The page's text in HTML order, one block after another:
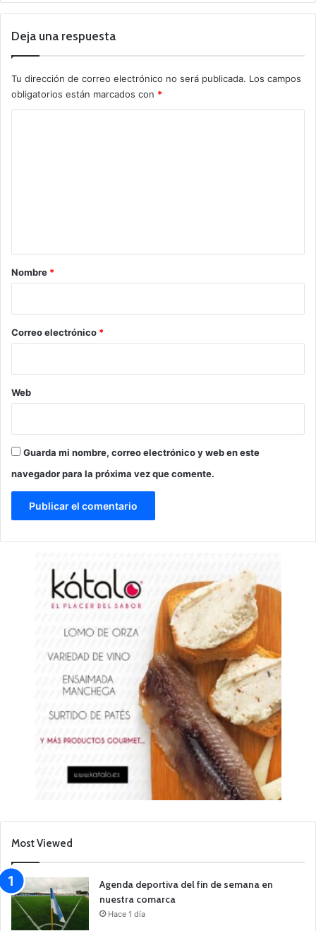
Deja una respuesta
Tu dirección de correo electrónico no será publicada. Los campos
obligatorios están marcados con *
r
*
Nombre *
Correo electrónico *
Web
Guarda mi nombre, correo electrónico y web en este
navegador para la próxima vez que comente.
Most Viewed
Agenda deportiva del fin de semana en
nuestra comarca
Hace 1 día